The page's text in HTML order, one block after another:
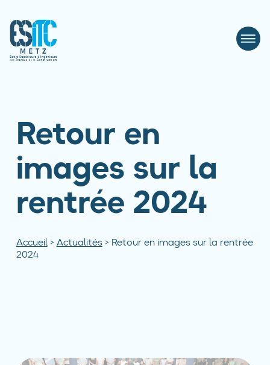
Retour en
images sur la
rentrée 2024
Accueil> Actualités> Retour en images sur la rentrée
2024